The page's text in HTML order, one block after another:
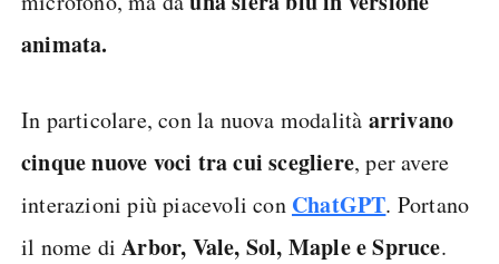
animata.
In particolare, con la nuova modalità arrivano
cinque nuove voci tra cui scegliere, per avere
interazioni più piacevoli con ChatGPT. Portano
il nome diArbor, Vale, Sol, Maple e Spruce.